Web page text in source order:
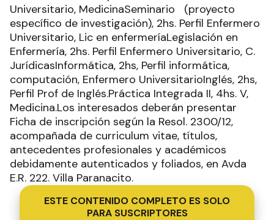
Universitario, MedicinaSeminario (proyecto
específico de investigación), 2hs. Perfil Enfermero
Universitario, Lic en enfermeríaLegislación en
Enfermería, 2hs. Perfil Enfermero Universitario, C.
JurídicasInformática, 2hs, Perfil informática,
computación, Enfermero UniversitarioInglés, 2hs,
Perfil Prof de Inglés.Práctica Integrada II, 4hs. V,
Medicina.Los interesados deberán presentar
Ficha de inscripción según la Resol. 2300/12,
acompañada de curriculum vitae, títulos,
antecedentes profesionales y académicos
debidamente autenticados y foliados, en Avda
E.R. 222. Villa Paranacito.
ESTE CONTENIDO COMPLETO ES SOLO
PARA SUSCRIPTORES